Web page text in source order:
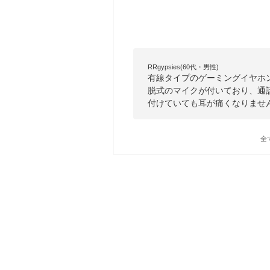
RRgypsies(60代・男性)
有線タイプのゲーミングイヤ
脱式のマイクが付いており、
付けていても耳が痛くなりませ
全